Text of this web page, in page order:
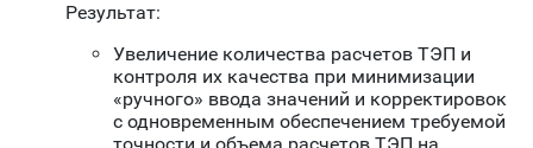
Результат:
Увеличение количества расчетов ТЭП и
контроля их качества при минимизации
«ручного» ввода значений и корректировок
с одновременным обеспечением требуемой